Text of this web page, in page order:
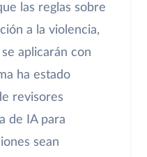
las reglas sobre
a la violencia,
aplicarán con
ha estado
revisores
de IA para
sean